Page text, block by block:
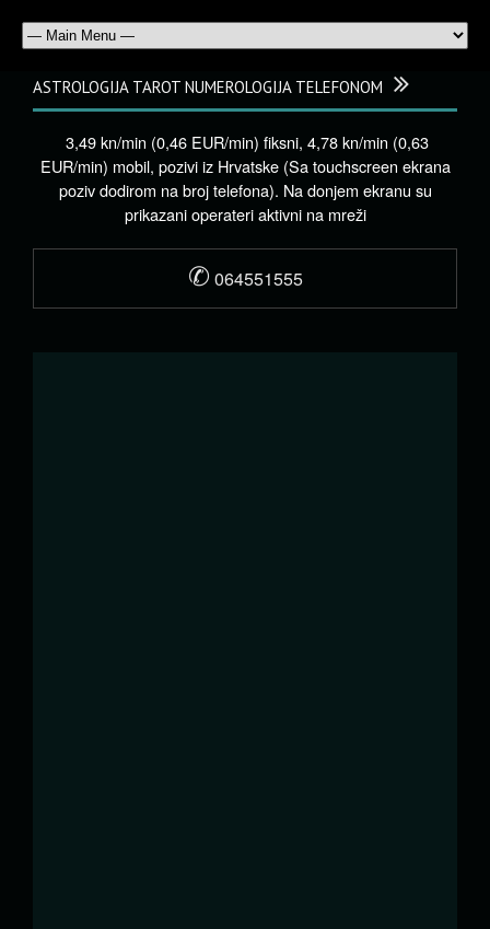
ASTROLOGIJA TAROT NUMEROLOGIJA TELEFONOM
3,49 kn/min (0,46 EUR/min) fiksni, 4,78 kn/min (0,63
EUR/min) mobil, pozivi iz Hrvatske (Sa touchscreen ekrana
poziv dodirom na broj telefona). Na donjem ekranu su
prikazani operateri aktivni na mreži
✆ 064551555